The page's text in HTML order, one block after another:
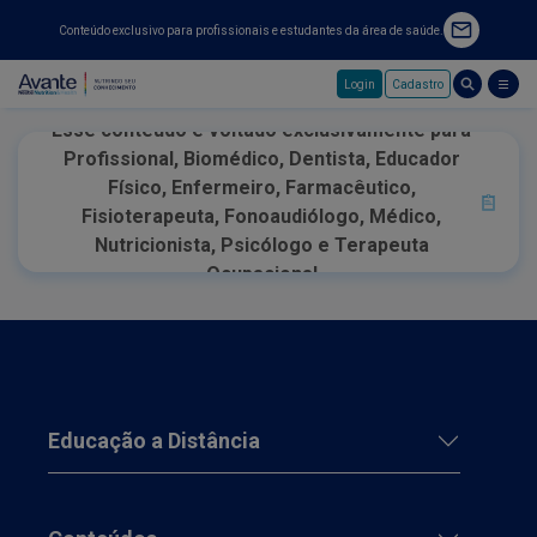
Conteúdo exclusivo para profissionais e estudantes da área de saúde.
Login Cadastro
Esse conteúdo é voltado exclusivamente para
Profissional, Biomédico, Dentista, Educador
Físico, Enfermeiro, Farmacêutico,
Fisioterapeuta, Fonoaudiólogo, Médico,
Nutricionista, Psicólogo e Terapeuta
Ocupacional
Educação a Distância